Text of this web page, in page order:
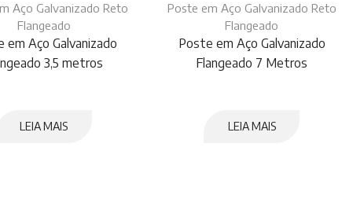
Aço Galvanizado Reto
Flangeado
em Aço Galvanizado
3,5 metros
LEIA MAIS
Poste em Aço Galvanizado Reto
Flangeado
Poste em Aço Galvanizado
Flangeado 7 Metros
LEIA MAIS